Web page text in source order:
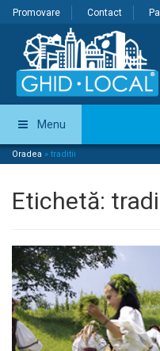
Promovare Contact
Menu
Oradea » traditii
Etichetă: